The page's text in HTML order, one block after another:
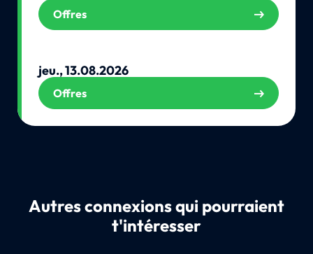
Offres
jeu., 13.08.2026
Offres
Autres connexions qui pourraient
t'intéresser